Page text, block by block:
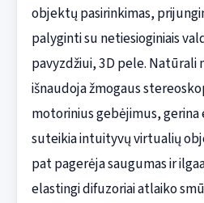
objektų pasirinkimas,
palyginti su netiesioginiais
pavyzdžiui, 3D pele. Natūrali
išnaudoja žmogaus
motorinius gebėjimus,
suteikia intuityvų virtualių
pat pagerėja saugumas ir
elastingi difuzoriai atlaiko